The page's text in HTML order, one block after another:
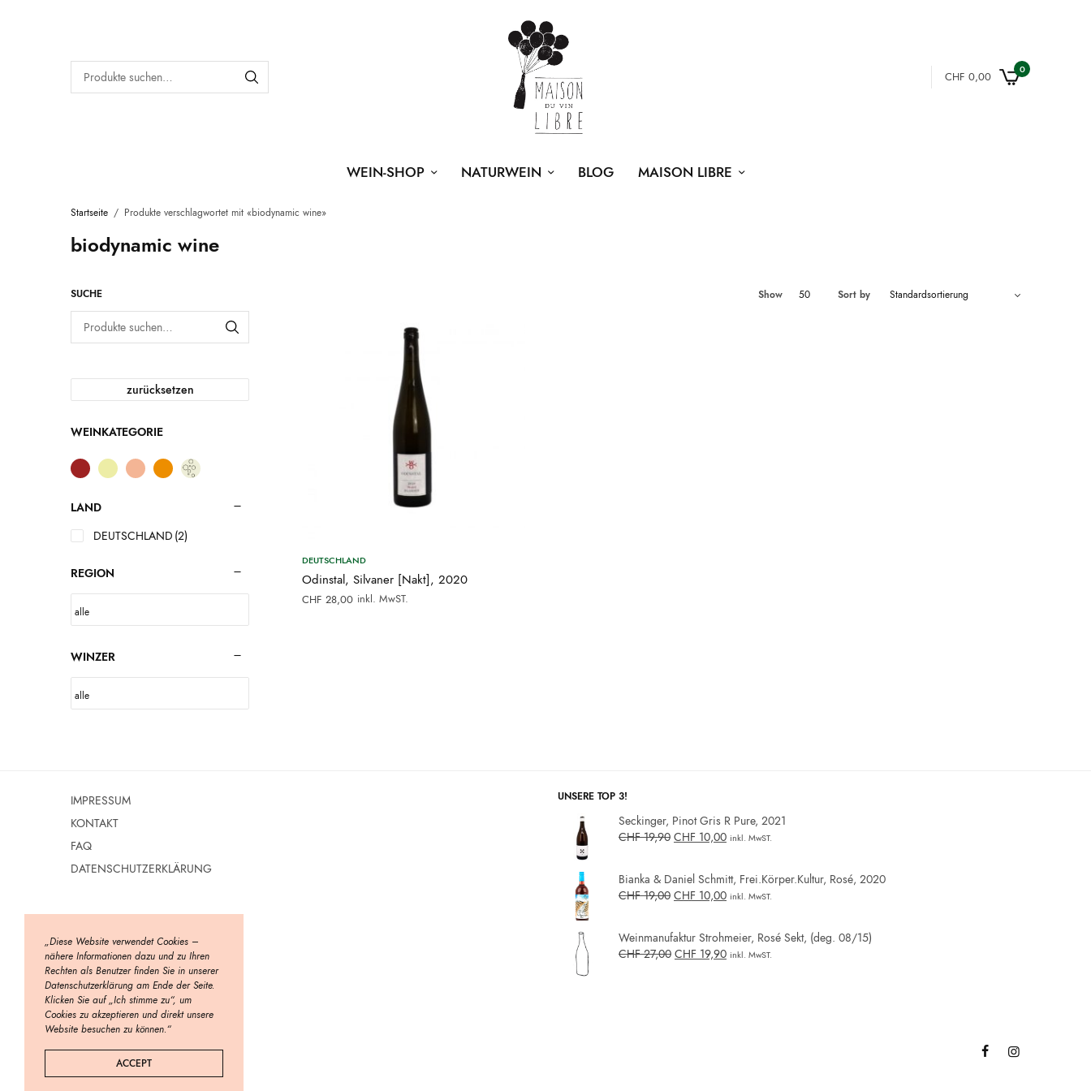
CHF 0,00
0
WEIN-SHOP NATURWEIN BLOG MAISON LIBRE
Startseite / Produkte verschlagwortet mit «biodynamic wine»
biodynamic wine
SUCHE
zurücksetzen
WEINKATEGORIE
LAND
DEUTSCHLAND (2)
REGION
WINZER
Show 50 Sort by
DEUTSCHLAND
Odinstal, Silvaner [Nakt], 2020
CHF 28,00 inkl. MwST.
IMPRESSUM
KONTAKT
FAQ
DATENSCHUTZERKLÄRUNG
UNSERE TOP 3!
Seckinger, Pinot Gris R Pure, 2021
CHF19,90 CHF 10,00 inkl. MwST.
Bianka & Daniel Schmitt, Frei.Körper.Kultur, Rosé, 2020
CHF19,00 CHF 10,00 inkl. MwST.
Weinmanufaktur Strohmeier, Rosé Sekt, (deg. 08/15)
CHF27,00 CHF 19,90 inkl. MwST.
„Diese Website verwendet Cookies –
nähere Informationen dazu und zu Ihren
Rechten als Benutzer finden Sie in unserer
Datenschutzerklärung am Ende der Seite.
Klicken Sie auf „Ich stimme zu“, um
Cookies zu akzeptieren und direkt unsere
Website besuchen zu können.“
ACCEPT